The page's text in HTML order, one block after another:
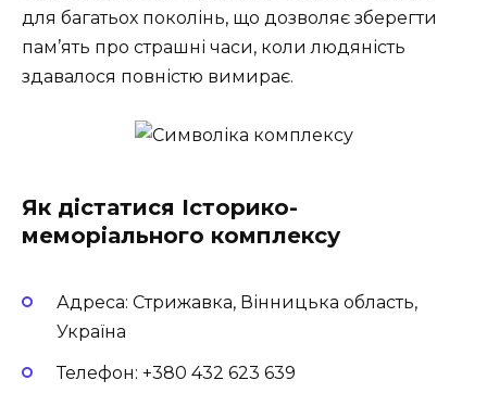
для багатьох поколінь, що дозволяє зберегти
пам’ять про страшні часи, коли людяність
здавалося повністю вимирає.
Як дістатися Історико-
меморіального комплексу
Адреса: Стрижавка, Вінницька область,
Україна
Телефон: +380 432 623 639